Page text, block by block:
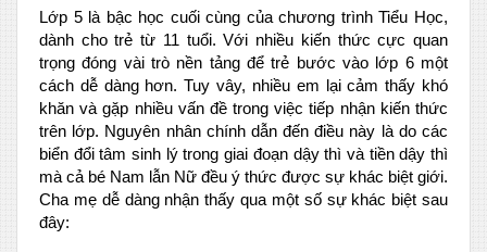
Lớp 5 là bậc học cuối cùng của chương trình Tiểu Học,
dành cho trẻ từ 11 tuổi. Với nhiều kiến thức cực quan
trọng đóng vài trò nền tảng để trẻ bước vào lớp 6 một
cách dễ dàng hơn. Tuy vây, nhiều em lại cảm thấy khó
khăn và gặp nhiều vấn đề trong việc tiếp nhận kiến thức
trên lớp. Nguyên nhân chính dẫn đến điều này là do các
biển đổi tâm sinh lý trong giai đoạn dậy thì và tiền dậy thì
mà cả bé Nam lẫn Nữ đều ý thức được sự khác biệt giới.
Cha mẹ dễ dàng nhận thấy qua một số sự khác biệt sau
đây: